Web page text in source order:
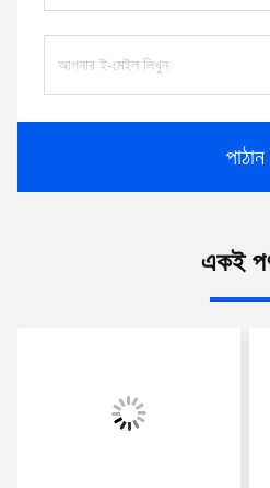
পাঠান
একই